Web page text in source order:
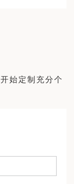
开始定制充分个